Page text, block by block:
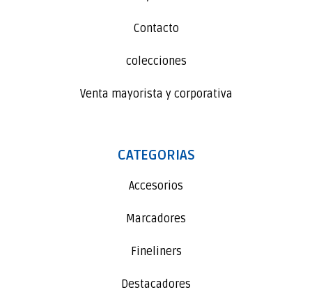
Contacto
colecciones
Venta mayorista y corporativa
CATEGORIAS
Accesorios
Marcadores
Fineliners
Destacadores